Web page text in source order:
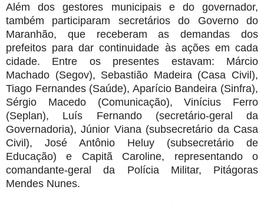
Além dos gestores municipais e do governador,
também participaram secretários do Governo do
Maranhão, que receberam as demandas dos
prefeitos para dar continuidade às ações em cada
cidade. Entre os presentes estavam: Márcio
Machado (Segov), Sebastião Madeira (Casa Civil),
Tiago Fernandes (Saúde), Aparício Bandeira (Sinfra),
Sérgio Macedo (Comunicação), Vinícius Ferro
(Seplan), Luís Fernando (secretário-geral da
Governadoria), Júnior Viana (subsecretário da Casa
Civil), José Antônio Heluy (subsecretário de
Educação) e Capitã Caroline, representando o
comandante-geral da Polícia Militar, Pitágoras
Mendes Nunes.